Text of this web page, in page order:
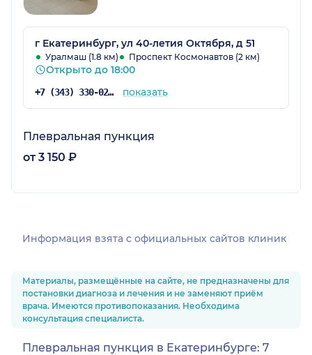
г Екатеринбург, ул 40-летия Октября, д 51
Уралмаш (1.8 км) Проспект Космонавтов (2 км)
Открыто до 18:00
+7 (343) 330-02-02 показать
Плевральная пункция
от 3 150 ₽
Информация взята c официальных сайтов клиник
Материалы, размещённые на сайте, не предназначены для
постановки диагноза и лечения и не заменяют приём
врача. Имеются противопоказания. Необходима
консультация специалиста.
Плевральная пункция в Екатеринбурге: 7